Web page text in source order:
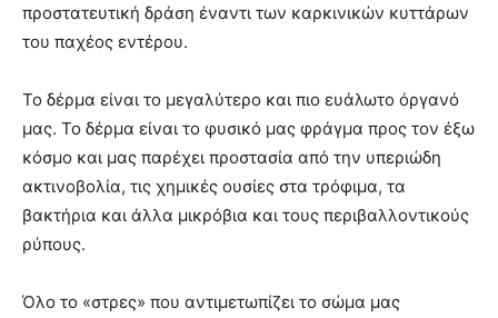
προστατευτική δράση έναντι των καρκινικών κυττάρων
του παχέος εντέρου.
Το δέρμα είναι το μεγαλύτερο και πιο ευάλωτο όργανό
μας. Το δέρμα είναι το φυσικό μας φράγμα προς τον έξω
κόσμο και μας παρέχει προστασία από την υπεριώδη
ακτινοβολία, τις χημικές ουσίες στα τρόφιμα, τα
βακτήρια και άλλα μικρόβια και τους περιβαλλοντικούς
ρύπους.
Όλο το «στρες» που αντιμετωπίζει το σώμα μας